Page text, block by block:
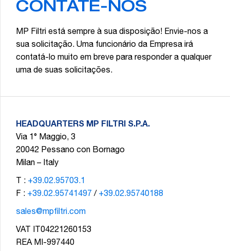
CONTATE-NOS
MP Filtri está sempre à sua disposição! Envie-nos a
sua solicitação. Uma funcionário da Empresa irá
contatá-lo muito em breve para responder a qualquer
uma de suas solicitações.
HEADQUARTERS MP FILTRI S.P.A.
Via 1° Maggio, 3
20042 Pessano con Bornago
Milan – Italy
T : +39.02.95703.1
F : +39.02.95741497 / +39.02.95740188
sales@mpfiltri.com
VAT IT04221260153
REA MI-997440